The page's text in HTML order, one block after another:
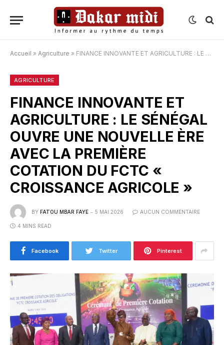
Accueil » Agriculture » FINANCE INNOVANTE ET AGRICULTURE : LE SÉNÉGAL OUVRE UNE NOUVELLE ÈRE AVEC LA PREMIÈRE COTATION DU FCTC « CROISSANCE AGRICOLE »
AGRICULTURE
FINANCE INNOVANTE ET
AGRICULTURE : LE SÉNÉGAL
OUVRE UNE NOUVELLE ÈRE
AVEC LA PREMIÈRE
COTATION DU FCTC «
CROISSANCE AGRICOLE »
BY FATOU MBAR FAYE 5 MAI 2026 AUCUN COMMENTAIRE
4 MINS READ
Facebook Twitter Pinterest